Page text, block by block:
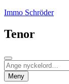
Hoppa
innehåll
Immo Schröder
Tenor
Sök
Sök
efter:
Meny